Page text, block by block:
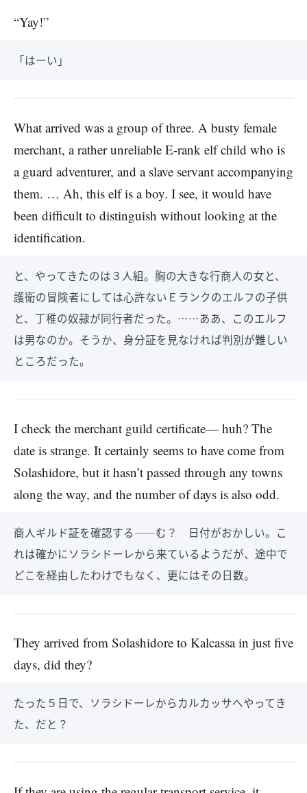
“Yay!”
「はーい」
What arrived was a group of three. A busty female
merchant, a rather unreliable E-rank elf child who is
a guard adventurer, and a slave servant accompanying
them. … Ah, this elf is a boy. I see, it would have
been difficult to distinguish without looking at the
identification.
と、やってきたのは３人組。胸の大きな行商人の女と、
護衛の冒険者にしては心許ないＥランクのエルフの子供
と、丁稚の奴隷が同行者だった。……ああ、このエルフ
は男なのか。そうか、身分証を見なければ判別が難しい
ところだった。
I check the merchant guild certificate— huh? The
date is strange. It certainly seems to have come from
Solashidore, but it hasn’t passed through any towns
along the way, and the number of days is also odd.
商人ギルド証を確認する――む？ 日付がおかしい。こ
れは確かにソラシドーレから来ているようだが、途中で
どこを経由したわけでもなく、更にはその日数。
They arrived from Solashidore to Kalcassa in just five
days, did they?
たった５日で、ソラシドーレからカルカッサへやってき
た、だと？